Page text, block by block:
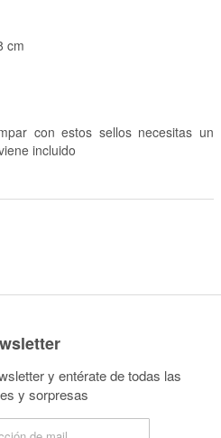
cm
con estos sellos necesitas un
incluido
y entérate de todas las
y sorpresas